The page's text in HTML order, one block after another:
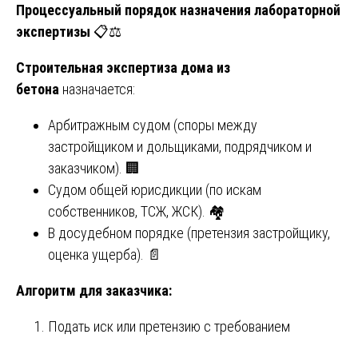
Процессуальный порядок назначения лабораторной
экспертизы 📋⚖️
Строительная экспертиза дома из
бетона назначается:
Арбитражным судом (споры между
застройщиком и дольщиками, подрядчиком и
заказчиком). 🏢
Судом общей юрисдикции (по искам
собственников, ТСЖ, ЖСК). 🏘️
В досудебном порядке (претензия застройщику,
оценка ущерба). 📄
Алгоритм для заказчика:
Подать иск или претензию с требованием